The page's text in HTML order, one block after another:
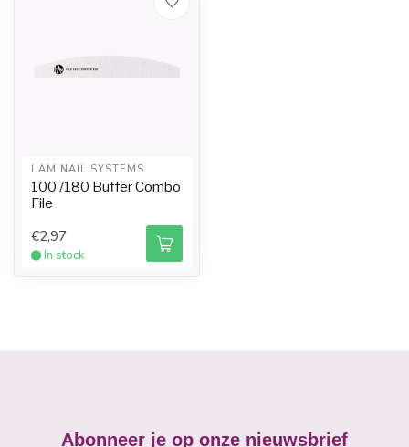
I.AM NAIL SYSTEMS
100 /180 Buffer Combo
File
€2,97
In stock
Abonneer je op onze nieuwsbrief